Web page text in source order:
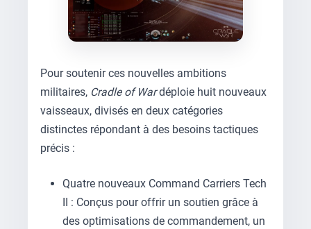
Pour soutenir ces nouvelles ambitions
militaires, Cradle of Wardéploie huit nouveaux
vaisseaux, divisés en deux catégories
distinctes répondant à des besoins tactiques
précis :
Quatre nouveaux Command Carriers Tech
II : Conçus pour offrir un soutien grâce à
des optimisations de commandement, un